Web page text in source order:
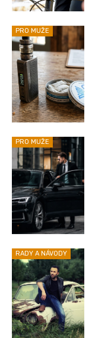
PRO MUŽE
PRO MUŽE
RADY A NÁVODY